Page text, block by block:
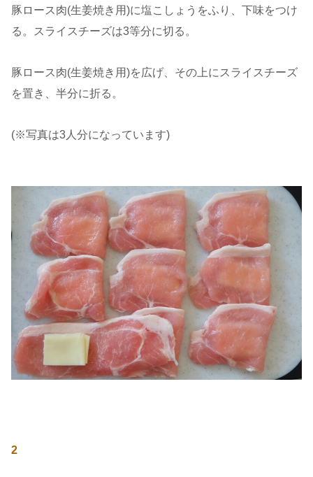
豚ロース肉(生姜焼き用)に塩こしょうをふり、下味をつけ
る。スライスチーズは3等分に切る。
豚ロース肉(生姜焼き用)を広げ、その上にスライスチーズ
を置き、半分に折る。
(※写真は3人分になっています)
2